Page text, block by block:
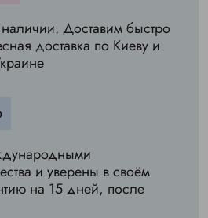
Доставим быстро
доставка по Киеву и
и уверены в своём
на 15 дней, после